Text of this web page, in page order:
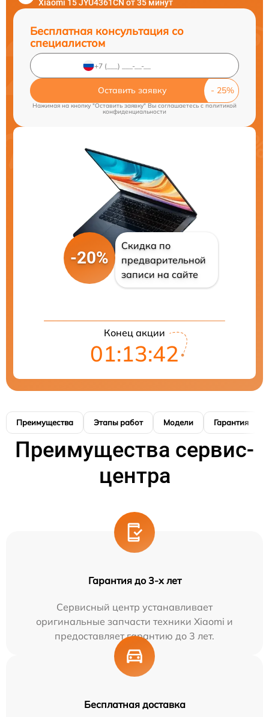
Xiaomi 15 JYU4361CN от 35 минут
Бесплатная консультация со
специалистом
Оставить заявку
Нажимая на кнопку "Оставить заявку" Вы соглашаетесь cполитикой
конфиденциальности
-20%
Скидка по
предварительной
записи на сайте
Конец акции
01:13:40
Преимущества Этапы работ Модели Гарантия
Преимущества сервис-
центра
Гарантия до 3-х лет
Сервисный центр устанавливает
оригинальные запчасти техники Xiaomi и
предоставляет гарантию до 3 лет.
Бесплатная доставка